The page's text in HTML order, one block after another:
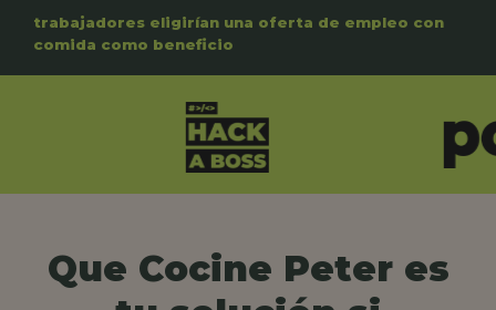
trabajadores eligirían una oferta de empleo con
comida como beneficio
Que Cocine Peter es